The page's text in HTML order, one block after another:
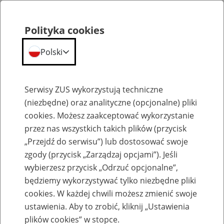
Komunikaty
Komunikaty techniczne
Polityka cookies
Polski
Serwisy ZUS wykorzystują techniczne
(niezbędne) oraz analityczne (opcjonalne) pliki
cookies. Możesz zaakceptować wykorzystanie
przez nas wszystkich takich plików (przycisk
„Przejdź do serwisu”) lub dostosować swoje
zgody (przycisk „Zarządzaj opcjami”). Jeśli
wybierzesz przycisk „Odrzuć opcjonalne”,
będziemy wykorzystywać tylko niezbędne pliki
cookies. W każdej chwili możesz zmienić swoje
ustawienia. Aby to zrobić, kliknij „Ustawienia
plików cookies” w stopce.